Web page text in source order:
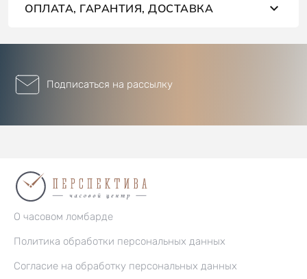
ОПЛАТА, ГАРАНТИЯ, ДОСТАВКА
Подписаться на рассылку
О часовом ломбарде
Политика обработки персональных данных
Согласие на обработку персональных данных